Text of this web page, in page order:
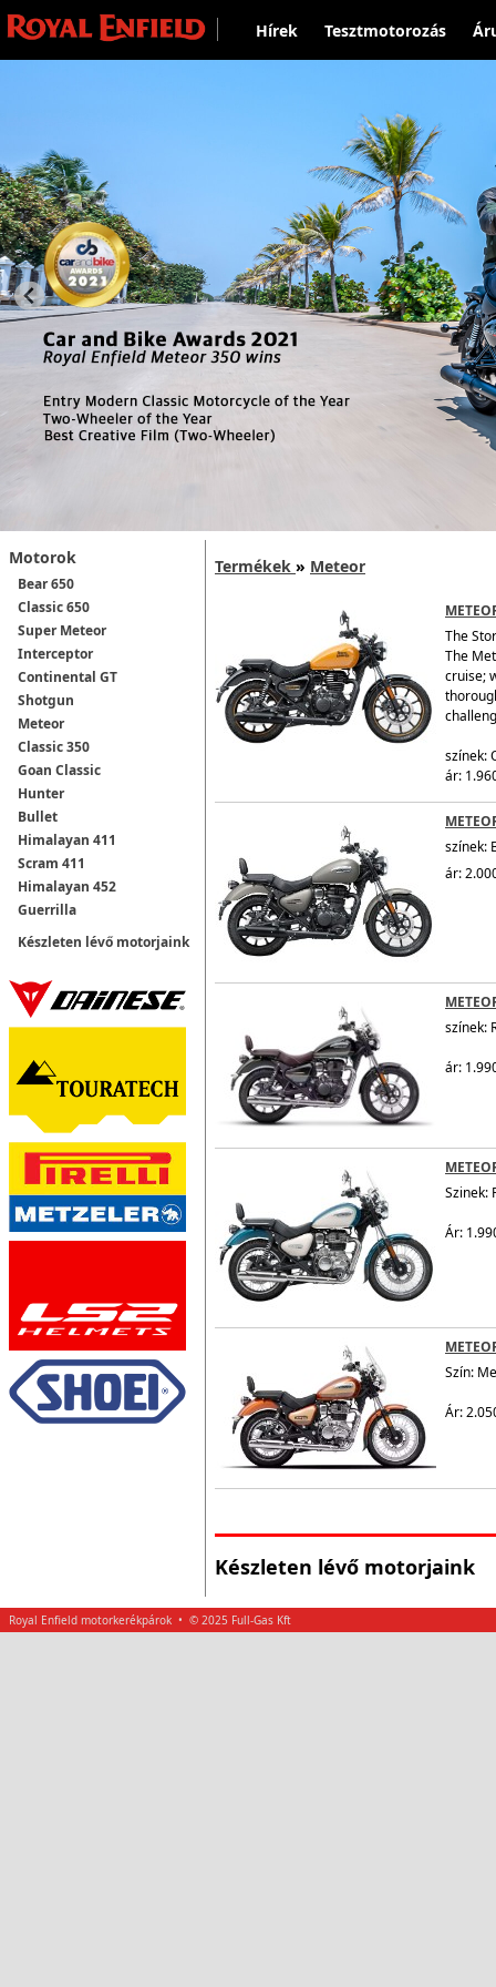
Hírek Tesztmotorozás
Motorok
Bear 650
Classic 650
Super Meteor
Interceptor
Continental GT
Shotgun
Meteor
Classic 350
Goan Classic
Hunter
Bullet
Himalayan 411
Scram 411
Himalayan 452
Guerrilla
Készleten lévő motorjaink
Termékek » Meteor
The
The
cruise;
színek:
ár:
színek:
ár:
színek:
ár:
Szinek:
Ár:
Szín:
Ár:
Készleten lévő motorjaink
Royal Enfield motorkerékpárok • © 2025 Full-Gas Kft